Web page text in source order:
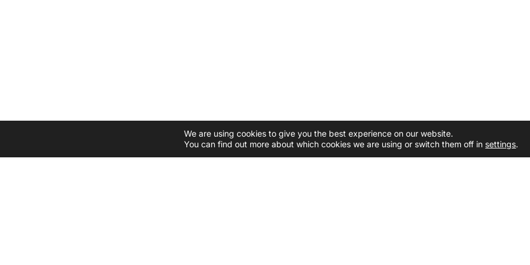
We are using cookies to give you the best experience on our website.
You can find out more about which cookies we are using or switch them off in settings.